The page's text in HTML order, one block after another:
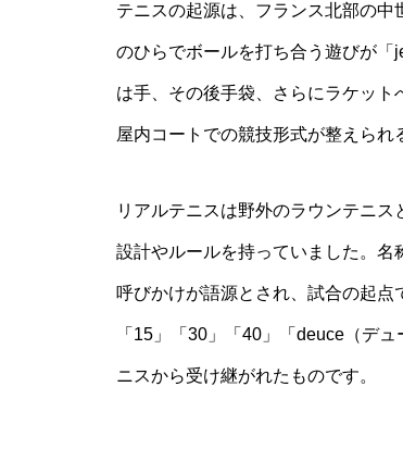
テニスの起源は、フランス北部の
のひらでボールを打ち合う遊びが
は手、その後手袋、さらにラケッ
屋内コートでの競技形式が整えられ
リアルテニスは野外のラウンテニ
設計やルールを持っていました。名
呼びかけが語源とされ、試合の起
「15」「30」「40」「deuce（デ
ニスから受け継がれたものです。